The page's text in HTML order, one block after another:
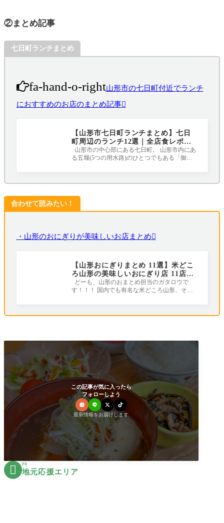
②まとめ記事
七日町ランチまとめ
fa-hand-o-right山形市の七日町付近でランチ
におすすめのお店のまとめ記事
【山形市七日町ランチまとめ】七日
町周辺のランチ12選｜全店食レポあ
りです！
山形市の中心部にある七日町。 山形市内にあ
る五堰(5つの用水路)のひとつでもある「御殿
合わせて読みたい！
・山形のおにぎりが美味しいお店まとめ
【山形おにぎりまとめ 11選】米どこ
ろ山形の美味しいおにぎり店 11店
（4店追加）
どーも、山形のおまとめ担当のガタロウで
す！！！ 国内でも有名な米どころ山形、そん
この記事が気に入ったら
フォローしよう
最新情報をお届けします
 PR
地元応援エリア